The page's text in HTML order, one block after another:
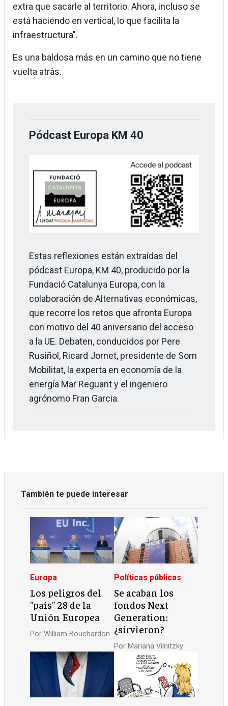
extra que sacarle al territorio. Ahora, incluso se
está haciendo en vertical, lo que facilita la
infraestructura".
Es una baldosa más en un camino que no tiene
vuelta atrás.
Pódcast Europa KM 40
Estas reflexiones están extraídas del
pódcast Europa, KM 40, producido por la
Fundació Catalunya Europa, con la
colaboración de Alternativas económicas,
que recorre los retos que afronta Europa
con motivo del 40 aniversario del acceso
a la UE. Debaten, conducidos por Pere
Rusiñol, Ricard Jornet, presidente de Som
Mobilitat, la experta en economía de la
energía Mar Reguant y el ingeniero
agrónomo Fran Garcia.
También te puede interesar
Europa
Los peligros del
"país" 28 de la
Unión Europea
PorWilliam Bouchardon
Políticas públicas
Se acaban los
fondos Next
Generation:
¿sirvieron?
Por Mariana Vilnitzky